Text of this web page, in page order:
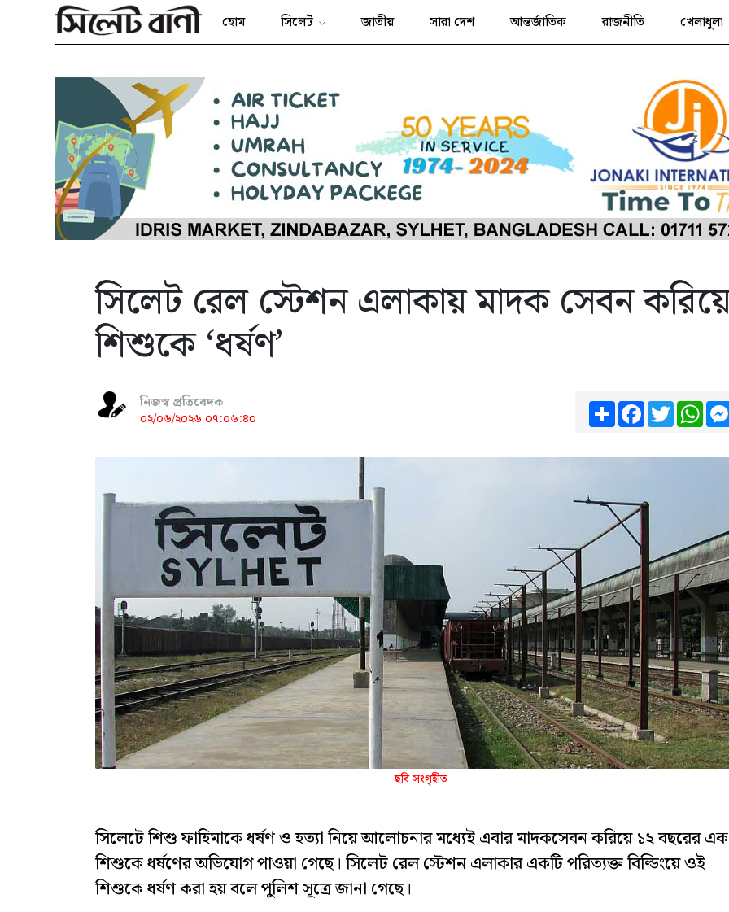
হোম সিলেট জাতীয় সারা দেশ আন্তর্জাতিক রাজনীতি খেলাধুলা
সিলেট রেল স্টেশন এলাকায় মাদক সেবন
শিশুকে ‘ধর্ষণ’
নিজস্ব প্রতিবেদক
০২/০৬/২০২৬ ০৭:০৬:৪০
ShareFacebook
Twitter
ছবি সংগৃহীত
সিলেটে শিশু ফাহিমাকে ধর্ষণ ও হত্যা নিয়ে আলোচনার মধ্যেই এবার মাদকসেবন করিয়ে ১২ বছরের এক
শিশুকে ধর্ষণের অভিযোগ পাওয়া গেছে। সিলেট রেল স্টেশন এলাকার একটি পরিত্যক্ত বিল্ডিংয়ে ওই
শিশুকে ধর্ষণ করা হয় বলে পুলিশ সূত্রে জানা গেছে।